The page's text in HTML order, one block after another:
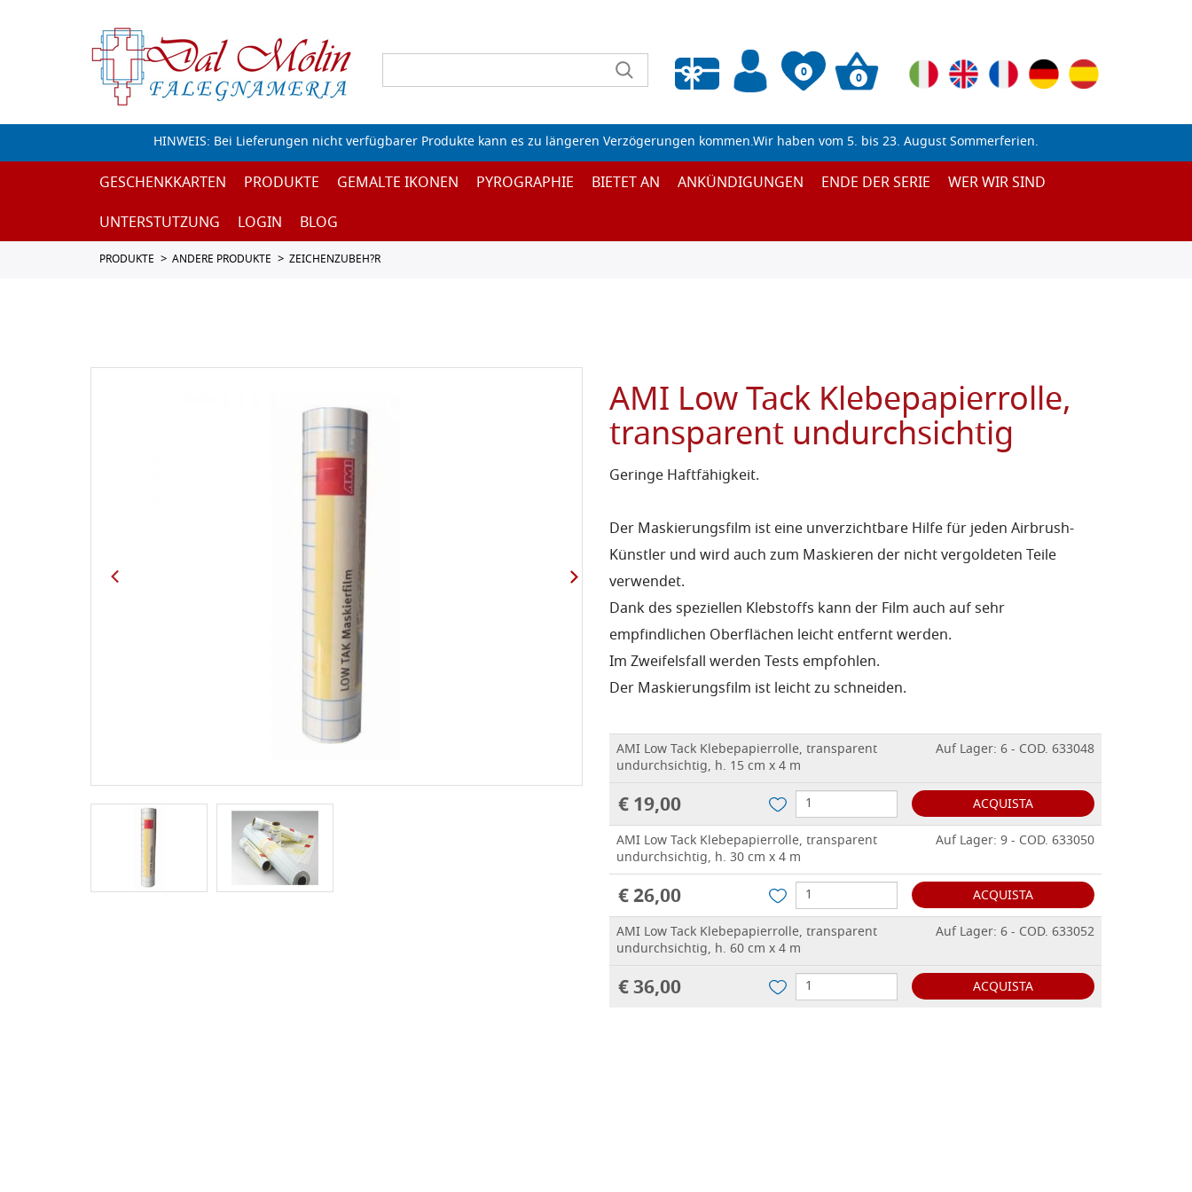
0
Wunschliste leeren
0
HINWEIS: Bei Lieferungen nicht verfügbarer Produkte kann es zu längeren Verzögerungen kommen.Wir haben vom 5. bis 23. August Sommerferien.
GESCHENKKARTEN PRODUKTE GEMALTE IKONEN PYROGRAPHIE BIETET AN ANKÜNDIGUNGEN ENDE DER SERIE
WER WIR SIND
UNTERSTUTZUNG
LOGIN BLOG
PRODUKTE ANDERE PRODUKTE ZEICHENZUBEH?R
AMI Low Tack Klebepapierrolle,
transparent undurchsichtig
Geringe Haftfähigkeit.
Der Maskierungsfilm ist eine unverzichtbare Hilfe für jeden Airbrush-
Künstler und wird auch zum Maskieren der nicht vergoldeten Teile
verwendet.
Dank des speziellen Klebstoffs kann der Film auch auf sehr
empfindlichen Oberflächen leicht entfernt werden.
Im Zweifelsfall werden Tests empfohlen.
Der Maskierungsfilm ist leicht zu schneiden.
AMI Low Tack Klebepapierrolle, transparent
undurchsichtig, h. 15 cm x 4 m
Auf Lager: 6 - COD. 633048
€ 19,00
ACQUISTA
AMI Low Tack Klebepapierrolle, transparent
undurchsichtig, h. 30 cm x 4 m
Auf Lager: 9 - COD. 633050
€ 26,00
ACQUISTA
AMI Low Tack Klebepapierrolle, transparent
undurchsichtig, h. 60 cm x 4 m
Auf Lager: 6 - COD. 633052
€ 36,00 ACQUISTA